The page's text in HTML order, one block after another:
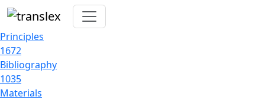
Principles
1672
Bibliography
1035
Materials